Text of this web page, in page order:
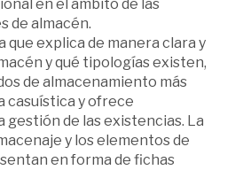
en el ámbito de las
de almacén.
que explica de manera clara y
y qué tipologías existen,
de almacenamiento más
casuística y ofrece
gestión de las existencias. La
y los elementos de
en forma de fichas